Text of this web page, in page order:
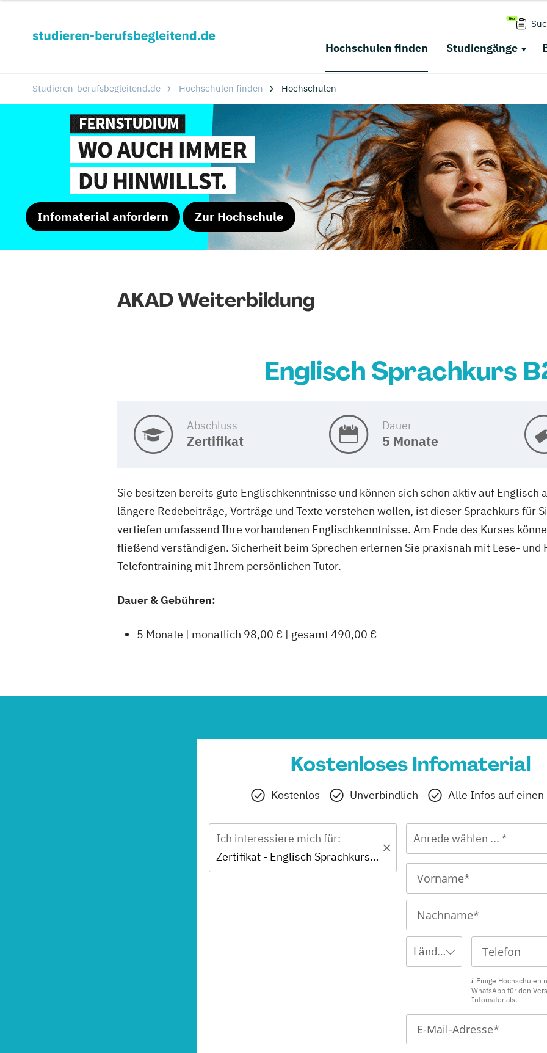
Hochschulen finden Studiengänge
Studieren-berufsbegleitend.de Hochschulen finden Hochschulen
Infomaterial anfordern Zur Hochschule
AKAD Weiterbildung
Englisch Sprachkurs
Abschluss
Zertifikat
Dauer
5 Monate
Sie besitzen bereits gute Englischkenntnisse und können sich schon aktiv auf Englisch
längere Redebeiträge, Vorträge und Texte verstehen wollen, ist dieser Sprachkurs für
vertiefen umfassend Ihre vorhandenen Englischkenntnisse. Am Ende des Kurses
fließend verständigen. Sicherheit beim Sprechen erlernen Sie praxisnah mit Lese-
Telefontraining mit Ihrem persönlichen Tutor.
Dauer & Gebühren:
5 Monate | monatlich 98,00 € | gesamt 490,00 €
Kostenloses Infomaterial
Kostenlos Unverbindlich Alle Infos auf einen
Ich interessiere mich für:
Zertifikat - Englisch Sprachkurs B2
Anrede wählen ... *
Ländervorwahl wählen ...
Einige Hochschulen
WhatsApp für den
Infomaterials.